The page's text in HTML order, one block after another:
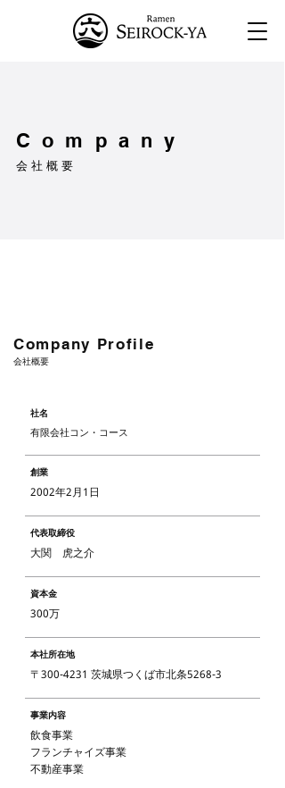
Company
会社概要
Company Profile
会社概要
社名
有限会社コン・コース
創業
2002年2月1日
代表取締役
大関 虎之介
資本金
300万
本社所在地
〒300-4231 茨城県つくば市北条5268-3
事業内容
飲食事業
フランチャイズ事業
不動産事業